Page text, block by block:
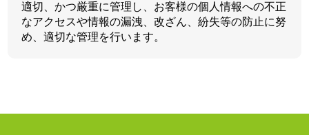
適切、かつ厳重に管理し、お客様の個人情報への不正
なアクセスや情報の漏洩、改ざん、紛失等の防止に努
め、適切な管理を行います。